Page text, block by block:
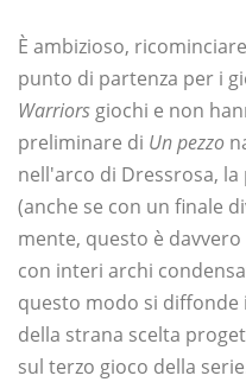
È ambizioso,
punto di partenza per i
Warriors giochi e non
preliminare di Un pezzo
nell'arco di Dressrosa,
(anche se con un finale
mente, questo è
con interi archi
questo modo si
della strana scelta
sul terzo gioco della